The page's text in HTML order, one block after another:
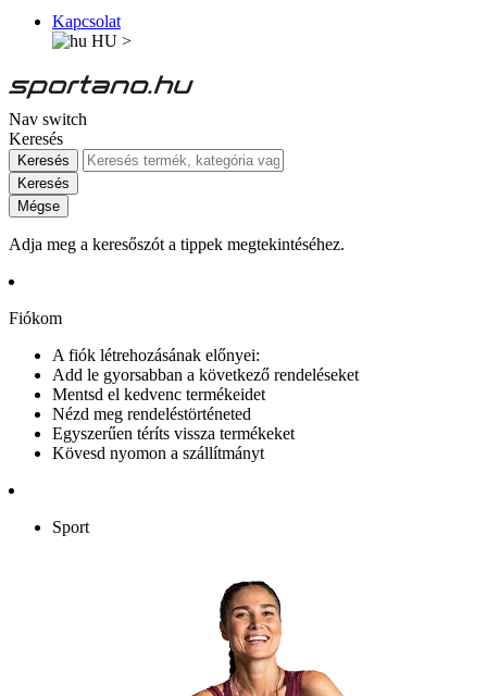
Kapcsolat
HU >
Nav switch
Keresés
Keresés
Keresés
Mégse
Adja meg a keresőszót a tippek megtekintéséhez.
Fiókom
A fiók létrehozásának előnyei:
Add le gyorsabban a következő rendeléseket
Mentsd el kedvenc termékeidet
Nézd meg rendeléstörténeted
Egyszerűen téríts vissza termékeket
Kövesd nyomon a szállítmányt
Sport